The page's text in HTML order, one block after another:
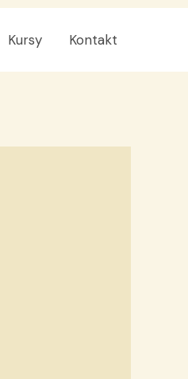
Kursy Kontakt